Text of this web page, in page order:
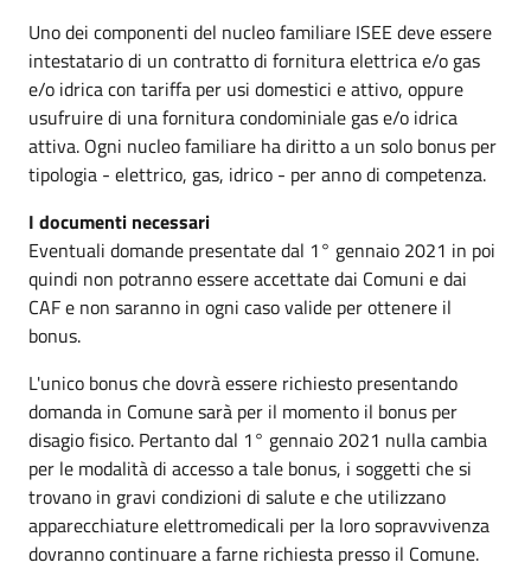
Uno dei componenti del nucleo familiare ISEE deve essere
intestatario di un contratto di fornitura elettrica e/o gas
e/o idrica con tariffa per usi domestici e attivo, oppure
usufruire di una fornitura condominiale gas e/o idrica
attiva. Ogni nucleo familiare ha diritto a un solo bonus per
tipologia - elettrico, gas, idrico - per anno di competenza.
I documenti necessari
Eventuali domande presentate dal 1° gennaio 2021 in poi
quindi non potranno essere accettate dai Comuni e dai
CAF e non saranno in ogni caso valide per ottenere il
bonus.
L'unico bonus che dovrà essere richiesto presentando
domanda in Comune sarà per il momento il bonus per
disagio fisico. Pertanto dal 1° gennaio 2021 nulla cambia
per le modalità di accesso a tale bonus, i soggetti che si
trovano in gravi condizioni di salute e che utilizzano
apparecchiature elettromedicali per la loro sopravvivenza
dovranno continuare a farne richiesta presso il Comune.